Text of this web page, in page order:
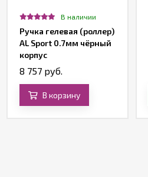
В наличии
Ручка гелевая (роллер)
AL Sport 0.7мм чёрный
корпус
8 757 руб.
В корзину